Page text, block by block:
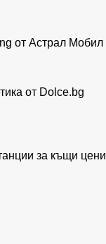
от Астрал Мобил
от Dolce.bg
за къщи цени